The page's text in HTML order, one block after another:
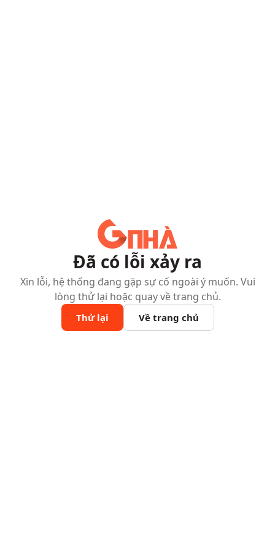
Đã có lỗi xảy ra
Xin lỗi, hệ thống đang gặp sự cố ngoài ý muốn. Vui
lòng thử lại hoặc quay về trang chủ.
Thử lại Về trang chủ